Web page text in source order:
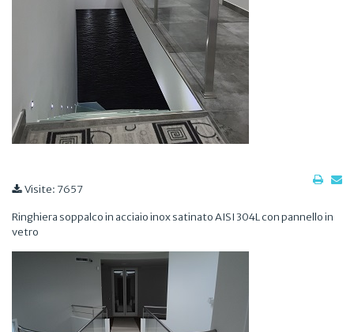
Visite: 7657
Ringhiera soppalco in acciaio inox satinato AISI 304L con pannello in
vetro